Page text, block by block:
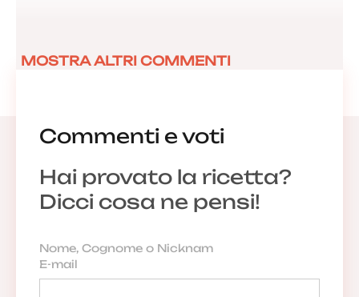
Commenti e voti
Hai provato la ricetta?
Dicci cosa ne pensi!
MOSTRA ALTRI COMMENTI